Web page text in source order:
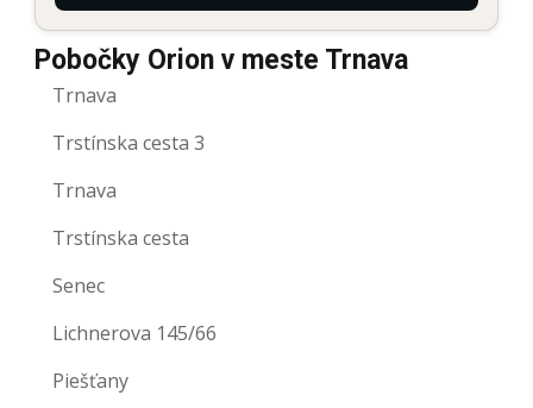
Pobočky Orion v meste Trnava
Trnava
Trstínska cesta 3
Trnava
Trstínska cesta
Senec
Lichnerova 145/66
Piešťany